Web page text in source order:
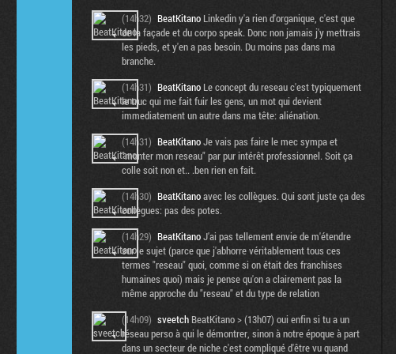
(14h32) BeatKitano Linkedin y'a rien d'organique, c'est que
de la façade et du corpo speak. Donc non jamais j'y mettrais
les pieds, et y'en a pas besoin. Du moins pas dans ma
branche.
(14h31) BeatKitano Le concept du reseau c'est typiquement
le truc qui me fait fuir les gens, un mot qui devient
immediatement un autre dans ma tête: aliénation.
(14h31) BeatKitanoJe vais pas faire le mec sympa et
"monter mon reseau" par pur intérêt professionnel. Soit ça
colle soit non et.. .ben rien en fait.
(14h30) BeatKitanoavec les collègues. Qui sont juste ça des
collègues: pas des potes.
(14h29) BeatKitanoJ'ai pas tellement envie de m'étendre
sur le sujet (parce que j'abhorre véritablement tous ces
termes "reseau" quoi, comme si on était des franchises
humaines quoi) mais je pense qu'on a clairement pas la
même approche du "reseau" et du type de relation
(14h09) sveetch BeatKitano > (13h07) oui enfin si tu a un
réseau perso à qui le démontrer, sinon à notre époque à part
dans un secteur de niche c'est compliqué d'être vu quand